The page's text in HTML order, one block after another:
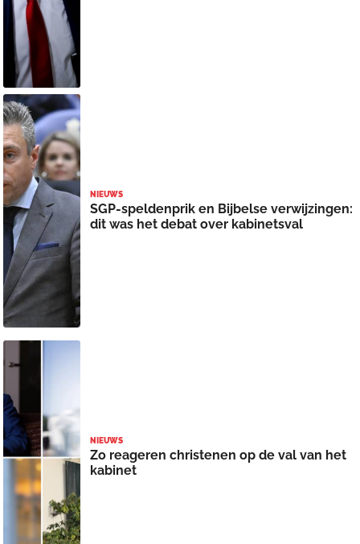
NIEUWS
SGP-speldenprik en Bijbelse verwijzingen:
dit was het debat over kabinetsval
NIEUWS
Zo reageren christenen op de val van het
kabinet